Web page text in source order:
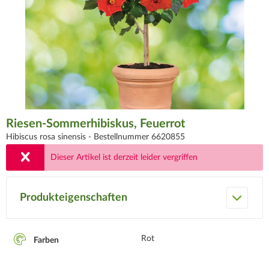
Riesen-Sommerhibiskus, Feuerrot
Hibiscus rosa sinensis - Bestellnummer 6620855
Dieser Artikel ist derzeit leider vergriffen
Produkteigenschaften
Farben Rot